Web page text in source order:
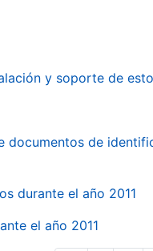
y soporte de
de
durante el año 2011
el año 2011